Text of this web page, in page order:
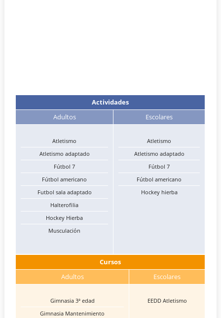
Actividades
Adultos
Escolares
Atletismo
Atletismo adaptado
Fútbol 7
Fútbol americano
Futbol sala adaptado
Halterofilia
Hockey Hierba
Musculación
Atletismo
Atletismo adaptado
Fútbol 7
Fútbol americano
Hockey hierba
Cursos
Adultos
Escolares
Gimnasia 3ª edad
Gimnasia Mantenimiento
EEDD Atletismo